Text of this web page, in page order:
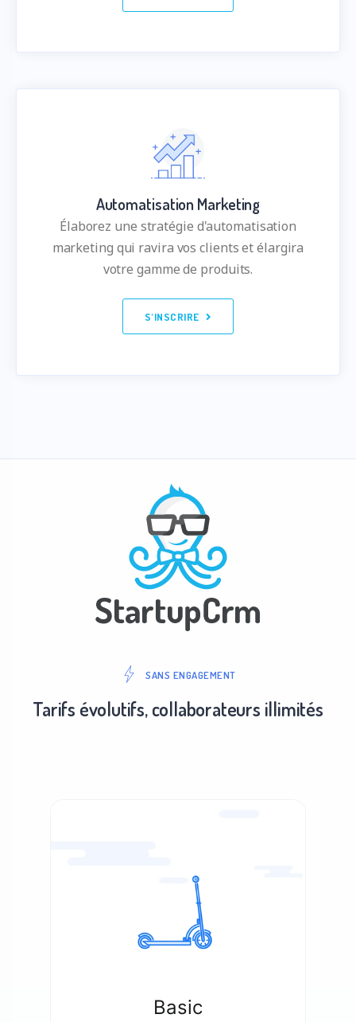
Automatisation Marketing
Élaborez une stratégie d'automatisation
marketing qui ravira vos clients et élargira
votre gamme de produits.
S'INSCRIRE
SANS ENGAGEMENT
Tarifs évolutifs, collaborateurs illimités
Basic